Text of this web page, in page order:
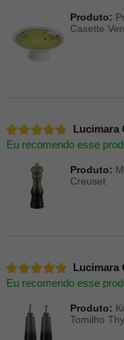
Produto:
Casette
Lucimara
Eu recomendo esse
Produto:
Creuset
Lucimara
Eu recomendo esse
Produto:
Tomilho